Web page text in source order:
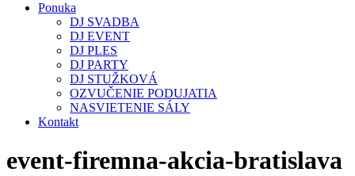
Ponuka
DJ SVADBA
DJ EVENT
DJ PLES
DJ PARTY
DJ STUŽKOVÁ
OZVUČENIE PODUJATIA
NASVIETENIE SÁLY
Kontakt
event-firemna-akcia-bratislava